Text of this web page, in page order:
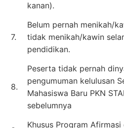
kanan).
7.
Belum pernah menikah/
tidak menikah/kawin
pendidikan.
8.
Peserta tidak pernah
pengumuman kelulusan
Mahasiswa Baru PKN
sebelumnya
Khusus Program